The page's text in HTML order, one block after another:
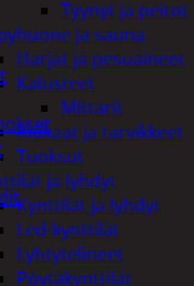
Tyynyt ja peitot
ja sauna
Harjat ja pesuaineet
Kalusteet
Mittarit
Kiukaat ja tarvikkeet
Tuoksut
ja lyhdyt
Kynttilät ja lyhdyt
Led-kynttilät
Lyhtytelineet
Pöytäkynttilät